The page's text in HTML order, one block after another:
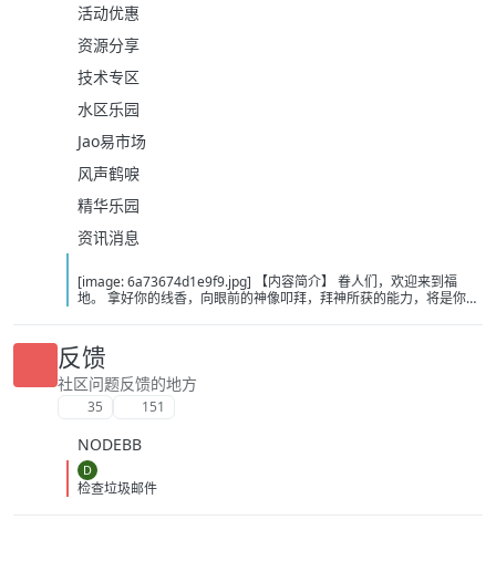
活动优惠
资源分享
技术专区
水区乐园
Jao易市场
风声鹤唳
精华乐园
资讯消息
[image: 6a73674d1e9f9.jpg] 【内容简介】 眷人们，欢迎来到福
地。 拿好你的线香，向眼前的神像叩拜，拜神所获的能力，将是你们
悲剧轮回…… 【作者简介】 作者：幻梦猎人，起点中文网作者，代表
作品：《灾厄收容所》《诡异分解指南》《天灾疯人院》《基因收容
所》等 【下载地址】 百度：
https://pan.baidu.com/s/1CTpsB1_Ju5NwzAhO0MvwZQ?pwd=9a1v
夸克：https://pan.quark.cn/s/ffe07719ebb3?pwd=aUYh 移动：
反馈
社区问题反馈的地方
35 151
NODEBB
D
检查垃圾邮件